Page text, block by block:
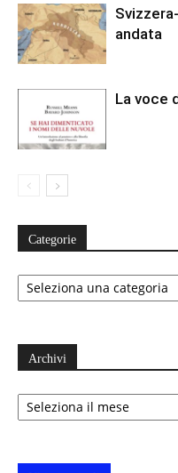
andata
La voce
Categorie
Categorie
Archivi
Archivi